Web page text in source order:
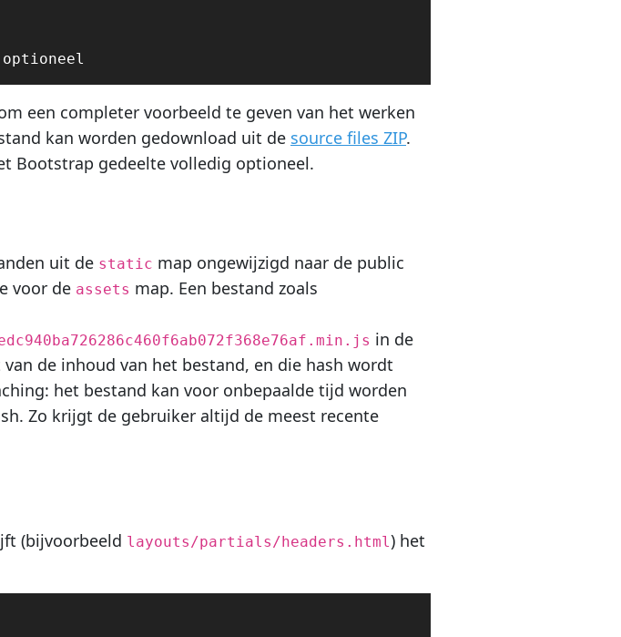
een completer voorbeeld te geven van het werken
kan worden gedownload uit de source files ZIP.
Bootstrap gedeelte volledig optioneel.
uit de static map ongewijzigd naar de public
voor de assets map. Een bestand zoals
in de
de inhoud van het bestand, en die hash wordt
het bestand kan voor onbepaalde tijd worden
Zo krijgt de gebruiker altijd de meest recente
(bijvoorbeeld layouts/partials/headers.html) het